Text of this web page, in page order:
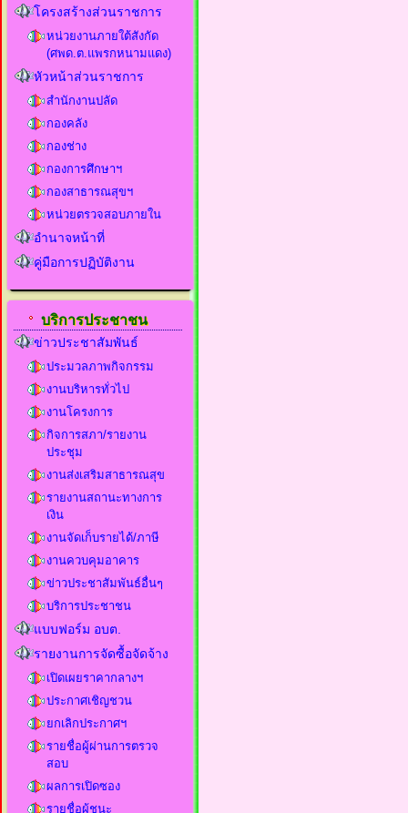
โครงสร้างส่วนราชการ
หน่วยงานภายใต้สังกัด
(ศพด.ต.แพรกหนามแดง)
หัวหน้าส่วนราชการ
สำนักงานปลัด
กองคลัง
กองช่าง
กองการศึกษาฯ
กองสาธารณสุขฯ
หน่วยตรวจสอบภายใน
อำนาจหน้าที่
คู่มือการปฏิบัติงาน
บริการประชาชน
ข่าวประชาสัมพันธ์
ประมวลภาพกิจกรรม
งานบริหารทั่วไป
งานโครงการ
กิจการสภา/รายงาน
ประชุม
งานส่งเสริมสาธารณสุข
รายงานสถานะทางการ
เงิน
งานจัดเก็บรายได้/ภาษี
งานควบคุมอาคาร
ข่าวประชาสัมพันธ์อื่นๆ
บริการประชาชน
แบบฟอร์ม อบต.
รายงานการจัดซื้อจัดจ้าง
เปิดเผยราคากลางฯ
ประกาศเชิญชวน
ยกเลิกประกาศฯ
รายชื่อผู้ผ่านการตรวจ
สอบ
ผลการเปิดซอง
รายชื่อผู้ชนะ